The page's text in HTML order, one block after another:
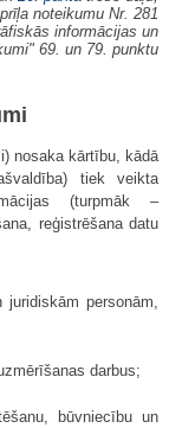
noteikumu Nr. 281
informācijas un
69. un 79. punktu
nosaka kārtību, kādā
tiek veikta
(turpmāk –
reģistrēšana datu
personām,
darbus;
būvniecību un